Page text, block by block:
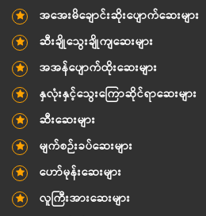
အအေးမိချောင်းဆိုးပျောက်ဆေးများ
ဆီးချိုသွေးချိုကျဆေးများ
အအန်ပျောက်ထိုးဆေးများ
နှလုံးနှင့်သွေးကြောဆိုင်ရာဆေးများ
ဆီးဆေးများ
မျက်စဉ်းခပ်ဆေးများ
ဟော်မုန်းဆေးများ
လူကြီးအားဆေးများ